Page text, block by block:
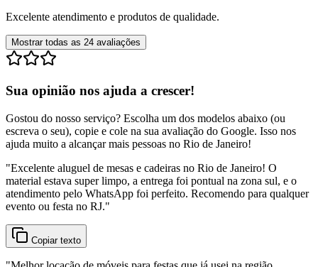
Excelente atendimento e produtos de qualidade.
Mostrar todas as 24 avaliações
Sua opinião nos ajuda a crescer!
Gostou do nosso serviço? Escolha um dos modelos abaixo (ou
escreva o seu), copie e cole na sua avaliação do Google. Isso nos
ajuda muito a alcançar mais pessoas no Rio de Janeiro!
"Excelente aluguel de mesas e cadeiras no Rio de Janeiro! O
material estava super limpo, a entrega foi pontual na zona sul, e o
atendimento pelo WhatsApp foi perfeito. Recomendo para qualquer
evento ou festa no RJ."
Copiar texto